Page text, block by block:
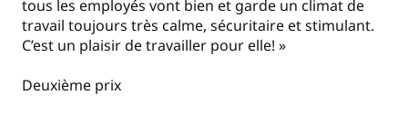
tous les employés vont bien et garde un climat de
travail toujours très calme, sécuritaire et stimulant.
C’est un plaisir de travailler pour elle! »
Deuxième prix